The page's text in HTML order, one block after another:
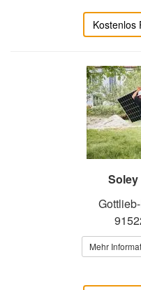
Kostenlos
Soley
Mehr